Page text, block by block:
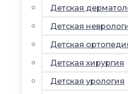
Детская
Детская
Детская
Детская хирургия
Детская урология